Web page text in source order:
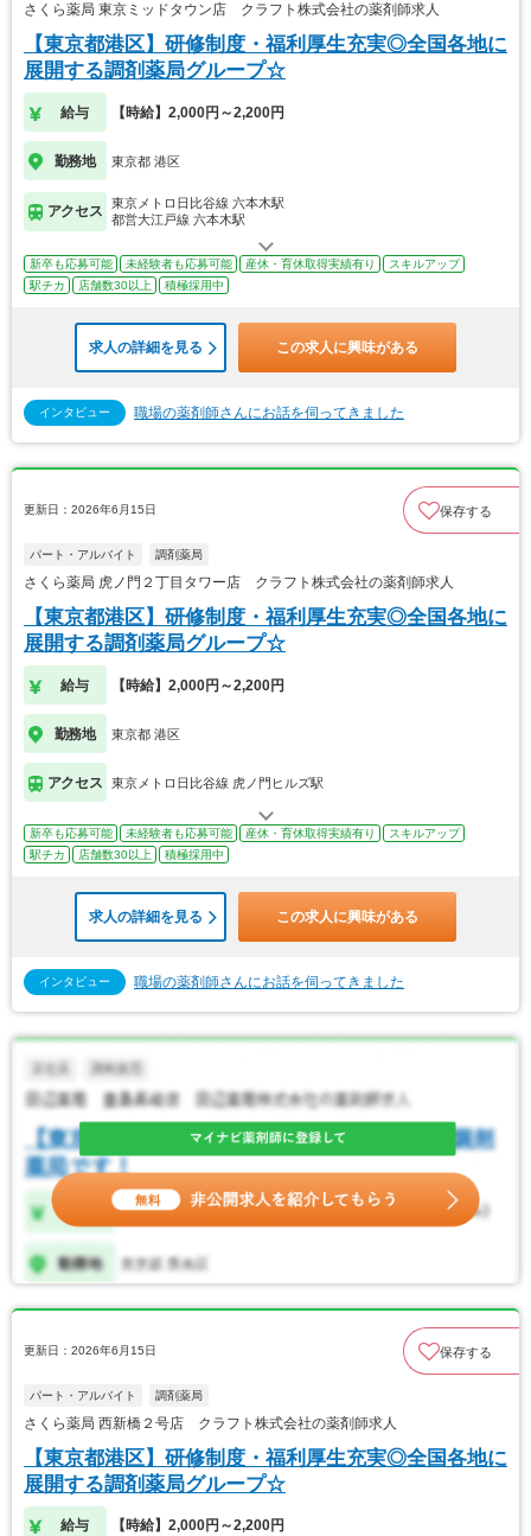
さくら薬局 東京ミッドタウン店 クラフト株式会社の薬剤師求人
【東京都港区】研修制度・福利厚生充実◎全国各地に
展開する調剤薬局グループ☆
給与 【時給】2,000円～2,200円
勤務地 東京都 港区
アクセス
東京メトロ日比谷線 六本木駅
都営大江戸線 六本木駅
新卒も応募可能 未経験者も応募可能 産休・育休取得実績有り
スキルアップ
駅チカ
店舗数30以上 積極採用中
求人の詳細を見る この求人に興味がある
インタビュー 職場の薬剤師さんにお話を伺ってきました
更新日：2026年6月15日 保存する
パート・アルバイト 調剤薬局
さくら薬局 虎ノ門２丁目タワー店 クラフト株式会社の薬剤師求人
【東京都港区】研修制度・福利厚生充実◎全国各地に
展開する調剤薬局グループ☆
給与 【時給】2,000円～2,200円
勤務地 東京都 港区
アクセス 東京メトロ日比谷線 虎ノ門ヒルズ駅
新卒も応募可能 未経験者も応募可能 産休・育休取得実績有り
スキルアップ
駅チカ
店舗数30以上 積極採用中
求人の詳細を見る この求人に興味がある
インタビュー 職場の薬剤師さんにお話を伺ってきました
更新日：2026年6月15日 保存する
パート・アルバイト 調剤薬局
さくら薬局 西新橋２号店 クラフト株式会社の薬剤師求人
【東京都港区】研修制度・福利厚生充実◎全国各地に
展開する調剤薬局グループ☆
給与 【時給】2,000円～2,200円